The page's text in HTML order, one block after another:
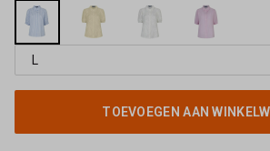
TOEVOEGEN AAN